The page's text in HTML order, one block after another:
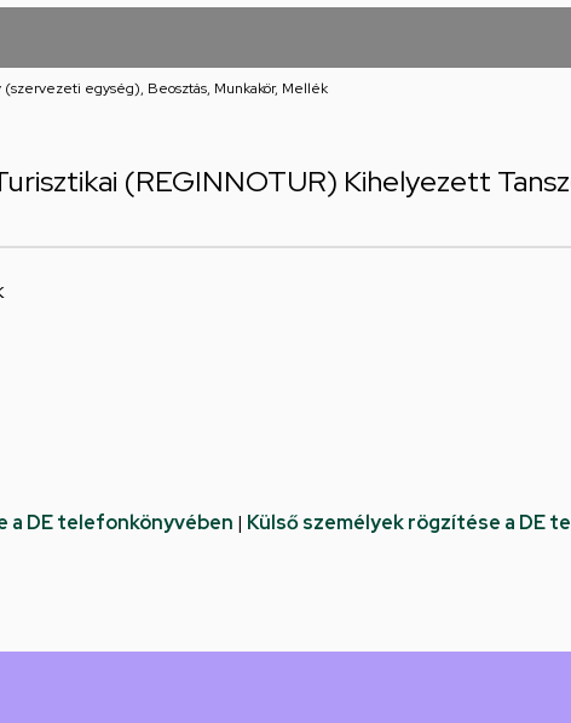
egység), Beosztás, Munkakör, Mellék
(REGINNOTUR) Kihelyezett
a DE telefonkönyvében | Külső személyek rögzítése a DE